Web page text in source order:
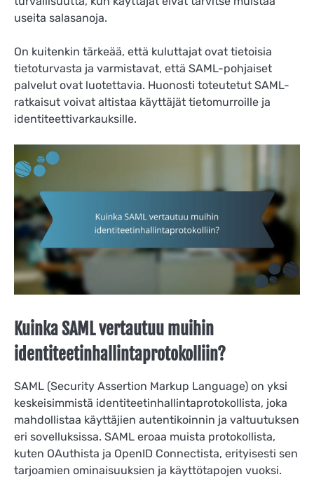
useita salasanoja.
On kuitenkin tärkeää, että kuluttajat ovat tietoisia
tietoturvasta ja varmistavat, että SAML-pohjaiset
palvelut ovat luotettavia. Huonosti toteutetut SAML-
ratkaisut voivat altistaa käyttäjät tietomurroille ja
identiteettivarkauksille.
Kuinka SAML vertautuu muihin
identiteetinhallintaprotokolliin?
SAML (Security Assertion Markup Language) on yksi
keskeisimmistä identiteetinhallintaprotokollista, joka
mahdollistaa käyttäjien autentikoinnin ja valtuutuksen
eri sovelluksissa. SAML eroaa muista protokollista,
kuten OAuthista ja OpenID Connectista, erityisesti sen
tarjoamien ominaisuuksien ja käyttötapojen vuoksi.